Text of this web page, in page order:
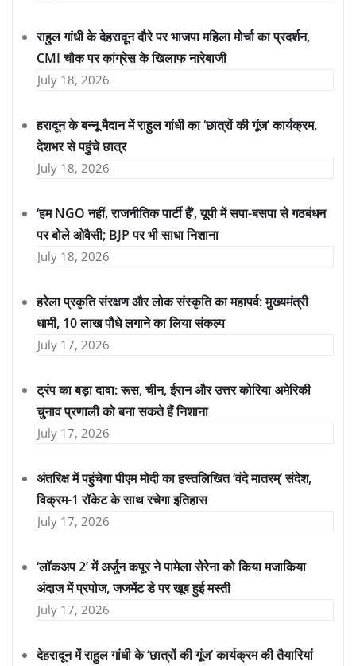
राहुल गांधी के देहरादून दौरे पर भाजपा महिला मोर्चा का प्रदर्शन,
CMI चौक पर कांग्रेस के खिलाफ नारेबाजी
July 18, 2026
हरादून के बन्नू मैदान में राहुल गांधी का ‘छात्रों की गूंज’ कार्यक्रम,
देशभर से पहुंचे छात्र
July 18, 2026
‘हम NGO नहीं, राजनीतिक पार्टी हैं’, यूपी में सपा-बसपा से गठबंधन
पर बोले ओवैसी; BJP पर भी साधा निशाना
July 18, 2026
हरेला प्रकृति संरक्षण और लोक संस्कृति का महापर्व: मुख्यमंत्री
धामी, 10 लाख पौधे लगाने का लिया संकल्प
July 17, 2026
ट्रंप का बड़ा दावा: रूस, चीन, ईरान और उत्तर कोरिया अमेरिकी
चुनाव प्रणाली को बना सकते हैं निशाना
July 17, 2026
अंतरिक्ष में पहुंचेगा पीएम मोदी का हस्तलिखित ‘वंदे मातरम्’ संदेश,
विक्रम-1 रॉकेट के साथ रचेगा इतिहास
July 17, 2026
‘लॉकअप 2’ में अर्जुन कपूर ने पामेला सेरेना को किया मजाकिया
अंदाज में प्रपोज, जजमेंट डे पर खूब हुई मस्ती
July 17, 2026
देहरादून में राहुल गांधी के ‘छात्रों की गूंज’ कार्यक्रम की तैयारियां